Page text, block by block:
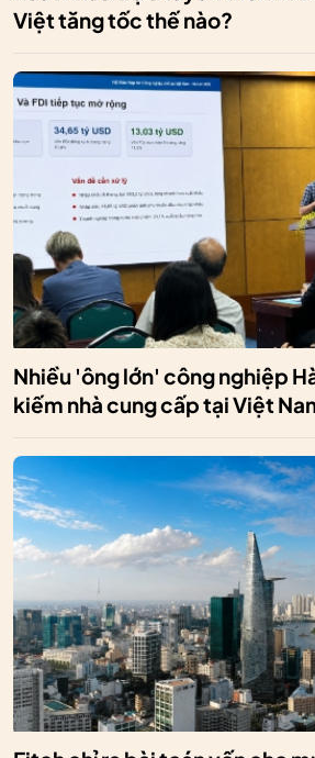
Việt tăng tốc thế nào?
Nhiều 'ông lớn' công nghiệp
kiếm nhà cung cấp tại Việt